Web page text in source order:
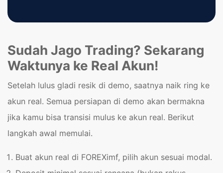
Sudah Jago Trading? Sekarang
Waktunya ke Real Akun!
Setelah lulus gladi resik di demo, saatnya naik ring ke
akun real. Semua persiapan di demo akan bermakna
jika kamu bisa transisi mulus ke akun real. Berikut
langkah awal memulai.
Buat akun real di FOREXimf, pilih akun sesuai modal.